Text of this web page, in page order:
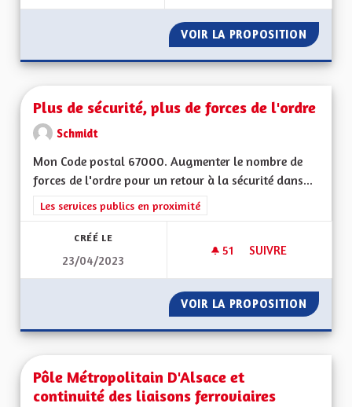
VOIR LA PROPOSITION PLUS
Plus de sécurité, plus de forces de l'ordre
Schmidt
Mon Code postal 67000. Augmenter le nombre de
forces de l'ordre pour un retour à la sécurité dans...
Filtrer les résultats de la catégorie : Les services publics en
Les services publics en proximité
CRÉÉ LE
23/04/2023
51 51 ABONNÉS
SUIVRE
VOIR LA PROPOSITION PLUS
Pôle Métropolitain D'Alsace et
continuité des liaisons ferroviaires